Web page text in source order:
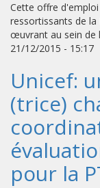
Cette offre
ressortissants de la
œuvrant au sein de
21/12/2015 - 15:17
Unicef:
(trice)
pour la